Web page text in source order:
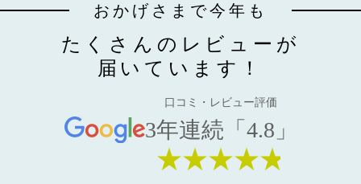
おかげさまで今年も
たくさんのレビューが
届いています！
口コミ・レビュー評価
3年連続「4.8」
★★★★★